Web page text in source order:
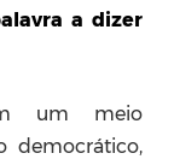
a dizer
um meio
democrático,